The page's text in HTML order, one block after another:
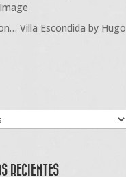
Villa Escondida by Hugo
RECIENTES